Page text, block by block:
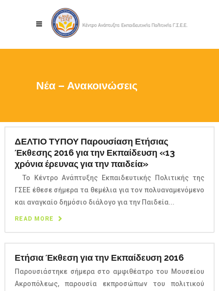
Νέα – Ανακοινώσεις
ΔΕΛΤΙΟ ΤΥΠΟΥ Παρουσίαση Ετήσιας
Έκθεσης 2016 για την Εκπαίδευση «13
χρόνια έρευνας για την παιδεία»
Το Κέντρο Ανάπτυξης Εκπαιδευτικής Πολιτικής της
ΓΣΕΕ έθεσε σήμερα τα θεμέλια για τον πολυαναμενόμενο
και αναγκαίο δημόσιο διάλογο για την Παιδεία...
READ MORE
Ετήσια Έκθεση για την Εκπαίδευση 2016
Παρουσιάστηκε σήμερα στο αμφιθέατρο του Μουσείου
Ακροπόλεως, παρουσία εκπροσώπων του πολιτικού